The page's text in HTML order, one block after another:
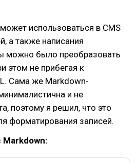
использоваться в CMS
а также написания
можно было преобразовать
этом не прибегая к
Сама же Markdown-
и не
поэтому я решил, что это
форматирования записей.
Markdown: